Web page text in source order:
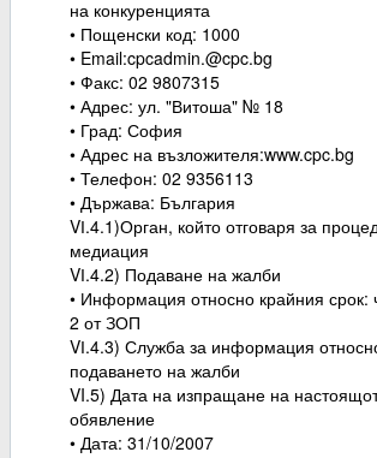
на конкуренцията
• Пощенски код: 1000
• Email:cpcadmin.@cpc.bg
• Факс: 02 9807315
• Адрес: ул. "Витоша" № 18
• Град: София
• Адрес на възложителя:www.cpc.bg
• Телефон: 02 9356113
• Държава: България
VІ.4.1)Орган, който отговаря за
медиация
VІ.4.2) Подаване на жалби
• Информация относно крайния срок:
2 от ЗОП
VІ.4.3) Служба за информация
подаването на жалби
VI.5) Дата на изпращане на
обявление
• Дата: 31/10/2007